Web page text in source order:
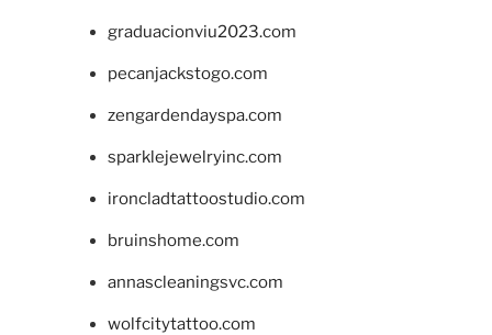
graduacionviu2023.com
pecanjackstogo.com
zengardendayspa.com
sparklejewelryinc.com
ironcladtattoostudio.com
bruinshome.com
annascleaningsvc.com
wolfcitytattoo.com